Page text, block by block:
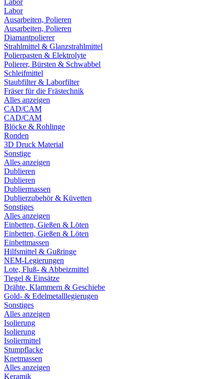
Labor
Labor
Ausarbeiten, Polieren
Ausarbeiten, Polieren
Diamantpolierer
Strahlmittel & Glanzstrahlmittel
Polierpasten & Elektrolyte
Polierer, Bürsten & Schwabbel
Schleifmittel
Staubfilter & Laborfilter
Fräser für die Frästechnik
Alles anzeigen
CAD/CAM
CAD/CAM
Blöcke & Rohlinge
Ronden
3D Druck Material
Sonstige
Alles anzeigen
Dublieren
Dublieren
Dubliermassen
Dublierzubehör & Küvetten
Sonstiges
Alles anzeigen
Einbetten, Gießen & Löten
Einbetten, Gießen & Löten
Einbettmassen
Hilfsmittel & Gußringe
NEM-Legierungen
Lote, Fluß- & Abbeizmittel
Tiegel & Einsätze
Drähte, Klammern & Geschiebe
Gold- & Edelmetalllegierugen
Sonstiges
Alles anzeigen
Isolierung
Isolierung
Isoliermittel
Stumpflacke
Knetmassen
Alles anzeigen
Keramik